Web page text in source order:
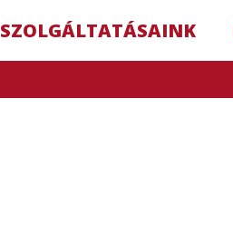
SZOLGÁLTATÁSAINK